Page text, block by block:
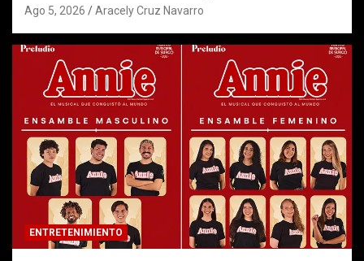
Ago 5, 2026 Aracely Cruz Navarro
ENTRETENIMIENTO